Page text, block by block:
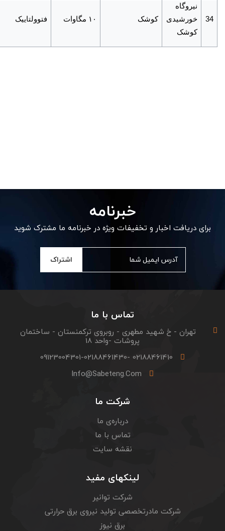
34
نیروگاه
خورشیدی
کوشک
کوشک ۱۰ مگاوات فتوولتاییک
خبرنامه
برای دریافت اخبار و تخفیفات ویژه در خبرنامه ما مشترک شوید
اشتراک
تماس با ما
تهران - خ شهید مطهری - روبروی ترکمنستان - ساختمان
پروشات -واحد 18
02188461410 -09123004301-02188461430
Info@sabeteng.com
شرکت ما
درباره‌ی ما
تماس با ما
نقشه سایت
لینکهای مفید
شرکت توانیر
شرکت مادرتخصصی تولید نیروی برق حرارتی
برق نیوز